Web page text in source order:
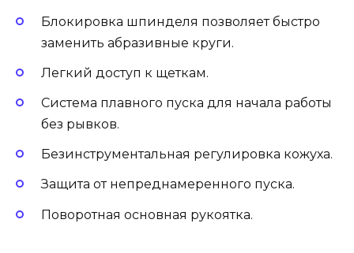
Блокировка шпинделя позволяет быстро
заменить абразивные круги.
Легкий доступ к щеткам.
Система плавного пуска для начала работы
без рывков.
Безинструментальная регулировка кожуха.
Защита от непреднамеренного пуска.
Поворотная основная рукоятка.